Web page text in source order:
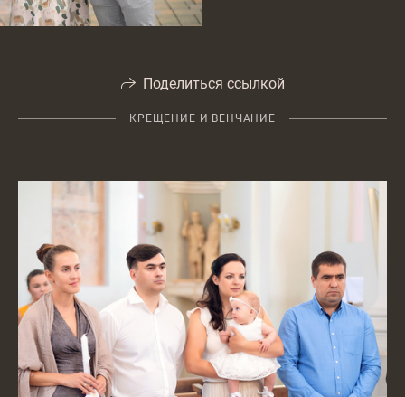
Поделиться ссылкой
КРЕЩЕНИЕ И ВЕНЧАНИЕ